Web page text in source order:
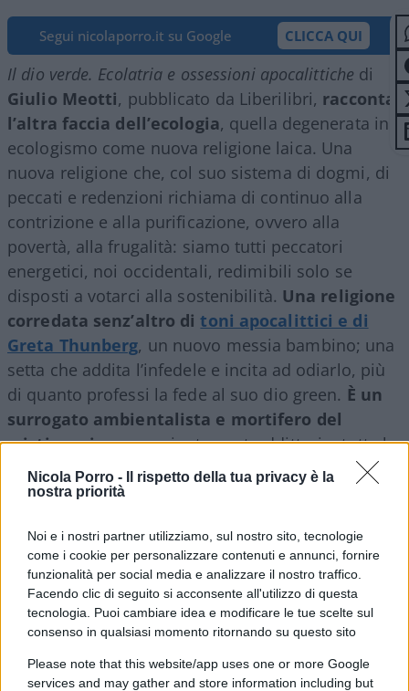
Nicola Porro -
Il rispetto della tua privacy è la
nostra priorità
Noi e i nostri partner utilizziamo, sul nostro sito, tecnologie
come i cookie per personalizzare contenuti e annunci, fornire
funzionalità per social media e analizzare il nostro traffico.
Facendo clic di seguito si acconsente all'utilizzo di questa
tecnologia. Puoi cambiare idea e modificare le tue scelte sul
consenso in qualsiasi momento ritornando su questo sito
Please note that this website/app uses one or more Google
services and may gather and store information including but
Segui nicolaporro.it su Google CLICCA QUI
Il dio verde. Ecolatria e ossessioni apocalittiche di
Giulio Meotti, pubblicato da Liberilibri, racconta
l’altra faccia dell’ecologia, quella degenerata in
ecologismo come nuova religione laica. Una
nuova religione che, col suo sistema di dogmi, di
peccati e redenzioni richiama di continuo alla
contrizione e alla purificazione, ovvero alla
povertà, alla frugalità: siamo tutti peccatori
energetici, noi occidentali, redimibili solo se
disposti a votarci alla sostenibilità. Una religione
corredata senz’altro ditoni apocalittici e di
Greta Thunberg, un nuovo messia bambino; una
setta che addita l’infedele e incita ad odiarlo, più
di quanto professi la fede al suo dio green. È un
surrogato ambientalista e mortifero del
cristianesimo, per giunta contraddittorio: tutte le
forme di vita vanno protette, ma alcune, quelle
macchiate dal peccato del benessere, meno delle
liberale e cristiana, culla di equilibrio e
conservazione, di sincera cura? Perché l’ecologia,
una cosa seria, si è rovesciata nel grottesco
greenismo?